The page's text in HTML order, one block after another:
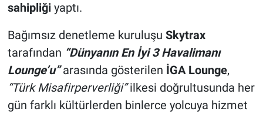
sahipliğiyaptı.
Bağımsız denetleme kuruluşu Skytrax
tarafından “Dünyanın En İyi 3 Havalimanı
Lounge’u”arasında gösterilen İGA Lounge,
“Türk Misafirperverliği”ilkesi doğrultusunda her
gün farklı kültürlerden binlerce yolcuya hizmet